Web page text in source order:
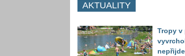
AKTUALITY
Tropy v